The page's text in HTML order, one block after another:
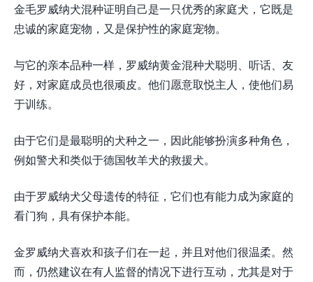
金毛罗威纳犬混种证明自己是一只优秀的家庭犬，它既是
忠诚的家庭宠物，又是保护性的家庭宠物。
与它的亲本品种一样，罗威纳黄金混种犬聪明、听话、友
好，对家庭成员也很顽皮。他们愿意取悦主人，使他们易
于训练。
由于它们是最聪明的犬种之一，因此能够扮演多种角色，
例如警犬和类似于德国牧羊犬的救援犬。
由于罗威纳犬父母遗传的特征，它们也有能力成为家庭的
看门狗，具有保护本能。
金罗威纳犬喜欢和孩子们在一起，并且对他们很温柔。然
而，仍然建议在有人监督的情况下进行互动，尤其是对于